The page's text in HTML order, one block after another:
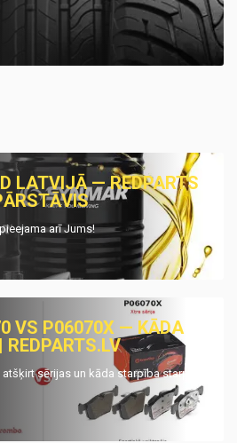
LATVIJĀ — REDPARTS
arī Jums!
VS P06070X — KĀDA
sērijas un kāda starpība starp